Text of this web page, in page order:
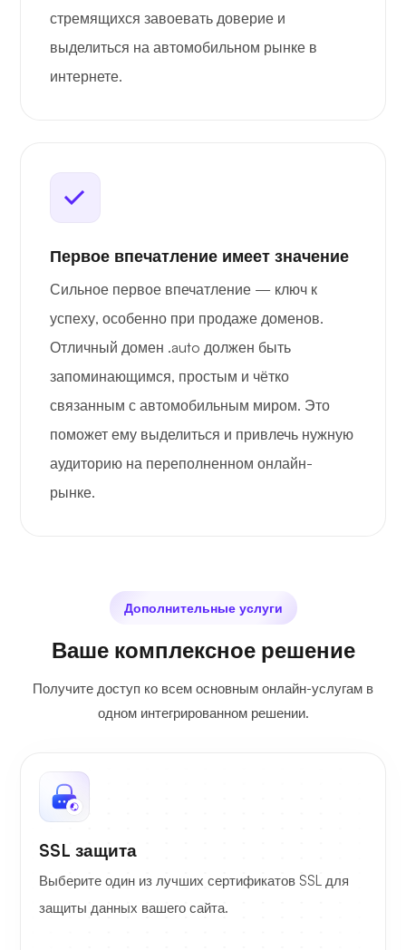
стремящихся завоевать доверие и
выделиться на автомобильном рынке в
интернете.
Первое впечатление имеет значение
Сильное первое впечатление — ключ к
успеху, особенно при продаже доменов.
Отличный домен .auto должен быть
запоминающимся, простым и чётко
связанным с автомобильным миром. Это
поможет ему выделиться и привлечь нужную
аудиторию на переполненном онлайн-
рынке.
Дополнительные услуги
Ваше комплексное решение
Получите доступ ко всем основным онлайн-услугам в
одном интегрированном решении.
SSL защита
Выберите один из лучших сертификатов SSL для
защиты данных вашего сайта.